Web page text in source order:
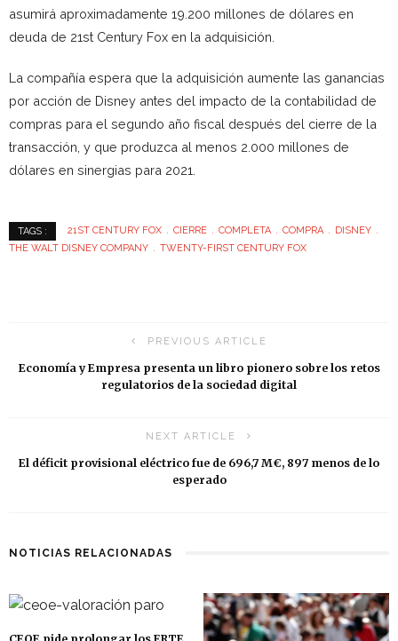
asumirá aproximadamente 19.200 millones de dólares en
deuda de 21st Century Fox en la adquisición.
La compañía espera que la adquisición aumente las ganancias
por acción de Disney antes del impacto de la contabilidad de
compras para el segundo año fiscal después del cierre de la
transacción, y que produzca al menos 2.000 millones de
dólares en sinergias para 2021.
TAGS : 21ST CENTURY FOX CIERRE COMPLETA COMPRA
DISNEY
THE WALT DISNEY COMPANY
TWENTY-FIRST CENTURY FOX
PREVIOUS ARTICLE
Economía y Empresa presenta un libro pionero sobre los retos
regulatorios de la sociedad digital
NEXT ARTICLE
El déficit provisional eléctrico fue de 696,7 M€, 897 menos de lo
esperado
NOTICIAS RELACIONADAS